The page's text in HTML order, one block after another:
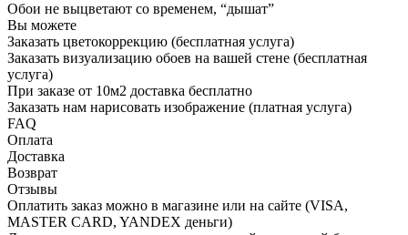
Обои не выцветают со временем, “дышат”
Вы можете
Заказать цветокоррекцию (бесплатная услуга)
Заказать визуализацию обоев на вашей стене (бесплатная
услуга)
При заказе от 10м2 доставка бесплатно
Заказать нам нарисовать изображение (платная услуга)
FAQ
Оплата
Доставка
Возврат
Отзывы
Оплатить заказ можно в магазине или на сайте (VISA,
MASTER CARD, YANDEX деньги)